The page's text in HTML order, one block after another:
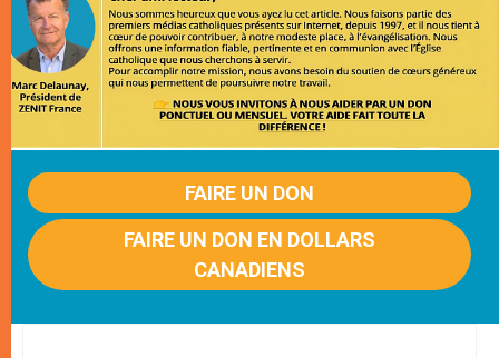
FAIRE UN DON
FAIRE UN DON EN DOLLARS
CANADIENS